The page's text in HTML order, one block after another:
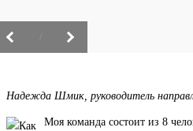
Надежда Шмик, руководитель
Моя команда состоит из 8